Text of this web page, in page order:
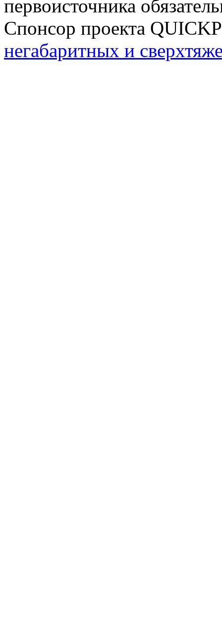
первоисточника
Спонсор проекта
негабаритных и